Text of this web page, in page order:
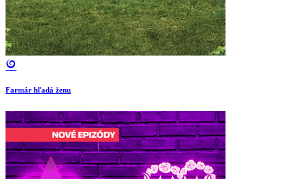
Farmár hľadá ženu